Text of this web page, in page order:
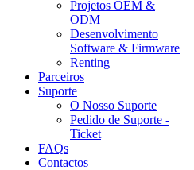
Projetos OEM &
ODM
Desenvolvimento
Software & Firmware
Renting
Parceiros
Suporte
O Nosso Suporte
Pedido de Suporte -
Ticket
FAQs
Contactos